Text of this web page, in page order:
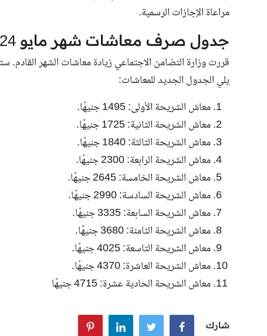
مراعاة الإجازات الرسمية.
جدول صرف معاشات شهر مايو 2024
يلي الجدول الجديد للمعاشات:
معاش الشريحة الأولى: 1495 جنيهًا.
معاش الشريحة الثانية: 1725 جنيهًا.
معاش الشريحة الثالثة: 1840 جنيهًا.
معاش الشريحة الرابعة: 2300 جنيهًا.
معاش الشريحة الخامسة: 2645 جنيهًا.
معاش الشريحة السادسة: 2990 جنيهًا.
معاش الشريحة السابعة: 3335 جنيهًا.
معاش الشريحة الثامنة: 3680 جنيهًا.
معاش الشريحة التاسعة: 4025 جنيهًا.
معاش الشريحة العاشرة: 4370 جنيهًا.
معاش الشريحة الحادية عشرة: 4715 جنيهًا
شارك